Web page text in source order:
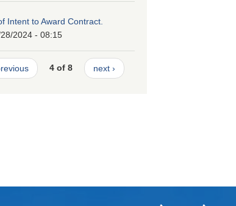
Intent to Award Contract.
2024 - 08:15
4 of 8 next ›